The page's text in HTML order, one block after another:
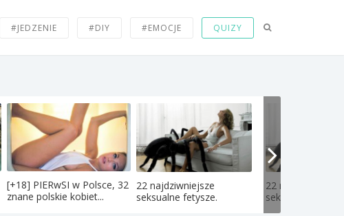
#JEDZENIE #DIY #EMOCJE QUIZY
[+18] PIERwSI w Polsce, 32
znane polskie kobiet...
22 najdziwniejsze
seksualne fetysze.
22 najdziwniejsze
seksualne